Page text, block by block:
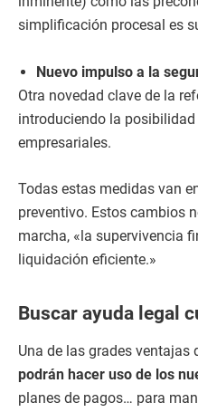
simplificación procesal es
Nuevo impulso a la
Otra novedad clave de la
introduciendo la
empresariales.
Todas estas medidas van
preventivo. Estos cambios
marcha, «la supervivencia
liquidación eficiente.»
Buscar ayuda legal
Una de las grades
podrán hacer uso de los
planes de pagos… para